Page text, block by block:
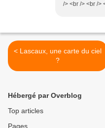
/> <br /> <br />
< Lascaux, une carte du ciel
?
Hébergé par Overblog
Top articles
Pages